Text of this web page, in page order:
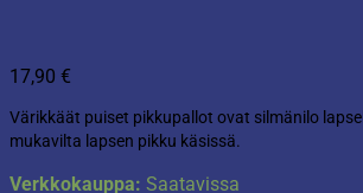
17,90 €
Värikkäät puiset pikkupallot ovat silmänilo
mukavilta lapsen pikku käsissä.
Verkkokauppa: Saatavissa